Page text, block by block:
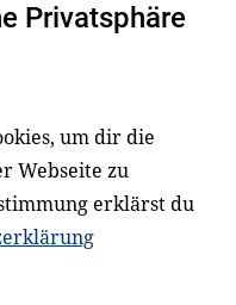
LinkedIn
Privatsphäre
um dir die
Webseite zu
erklärst du